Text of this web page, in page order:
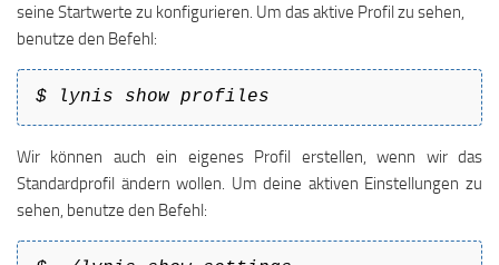
seine Startwerte zu konfigurieren. Um das aktive Profil zu sehen,
benutze den Befehl:
$ lynis show profiles
Wir können auch ein eigenes Profil erstellen, wenn wir das
Standardprofil ändern wollen. Um deine aktiven Einstellungen zu
sehen, benutze den Befehl: